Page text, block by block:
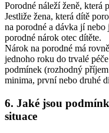
Porodné náleží ženě, která
Jestliže žena, která dítě
na porodné a dávka jí nebo
porodné nárok otec dítěte.
Nárok na porodné má
jednoho roku do trvalé
podmínek (rozhodný
minima, první nebo druhé
6. Jaké jsou
situace